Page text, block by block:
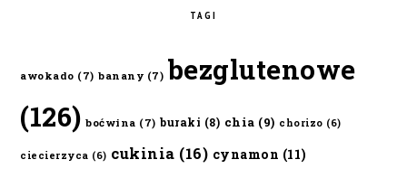
TAGI
awokado (7) banany (7) bezglutenowe
(126) boćwina (7) buraki (8) chia (9) chorizo (6)
ciecierzyca (6) cukinia (16) cynamon (11)